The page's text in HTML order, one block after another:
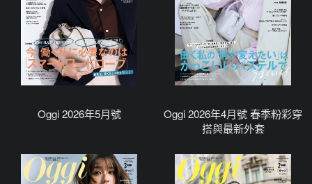
Oggi 2026年5月號
Oggi 2026年4月號 春季粉彩穿
搭與最新外套